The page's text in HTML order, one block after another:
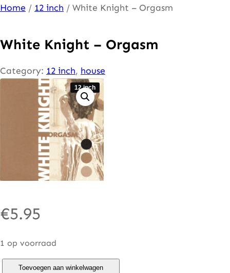
Ga
de
Home / 12 inch / White Knight – Orgasm
White Knight – Orgasm
Category: 12 inch, house
12 inch
€5.95
1 op voorraad
Toevoegen aan winkelwagen